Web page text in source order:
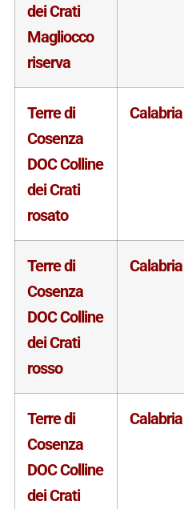
dei Crati
Magliocco
riserva
Terre di
Cosenza
DOC Colline
dei Crati
rosato
Calabria
Terre di
Cosenza
DOC Colline
dei Crati
rosso
Calabria
Terre di
Cosenza
DOC Colline
dei Crati
Calabria